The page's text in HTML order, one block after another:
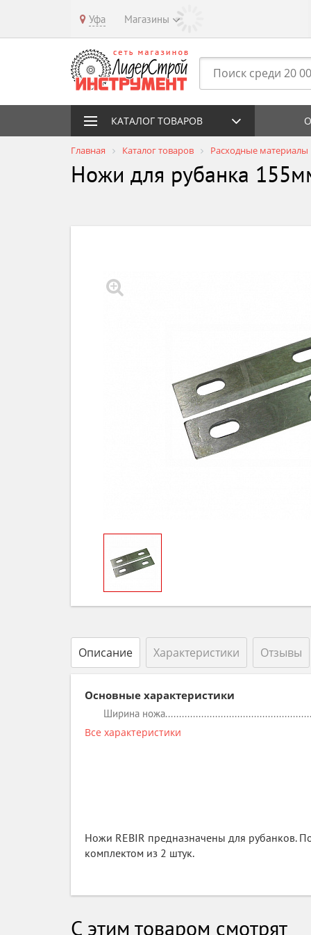
Уфа Магазины
КАТАЛОГ ТОВАРОВ
Главная Каталог товаров Расходные материалы
Ножи для рубанка
Описание Характеристики Отзывы
Основные характеристики
Ширина ножа
Все характеристики
Ножи REBIR предназначены для рубанков.
комплектом из 2 штук.
С этим товаром смотрят